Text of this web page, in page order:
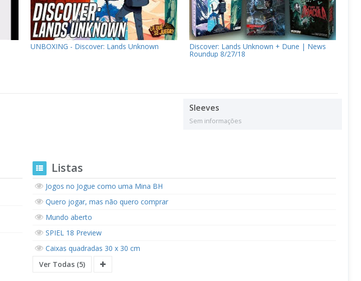
UNBOXING - Discover: Lands Unknown Discover: Lands Unknown + Dune | News
Roundup 8/27/18
Sleeves
Sem informações
Listas
Jogos no Jogue como uma Mina BH
Quero jogar, mas não quero comprar
Mundo aberto
SPIEL 18 Preview
Caixas quadradas 30 x 30 cm
Ver Todas (5)